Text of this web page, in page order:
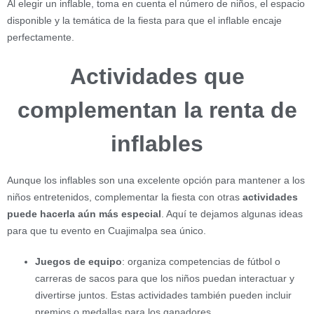
Al elegir un inflable, toma en cuenta el número de niños, el espacio
disponible y la temática de la fiesta para que el inflable encaje
perfectamente.
Actividades que
complementan la renta de
inflables
Aunque los inflables son una excelente opción para mantener a los
niños entretenidos, complementar la fiesta con otras actividades
puede hacerla aún más especial . Aquí te dejamos algunas ideas
para que tu evento en Cuajimalpa sea único.
Juegos de equipo: organiza competencias de fútbol o
carreras de sacos para que los niños puedan interactuar y
divertirse juntos. Estas actividades también pueden incluir
premios o medallas para los ganadores.